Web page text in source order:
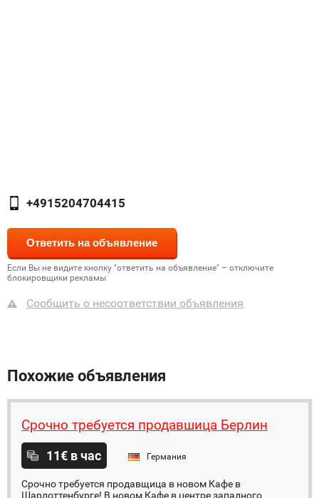
+4915204704415
Если Вы не видите кнопку "ответить на объявление" – отключите
блокировщики рекламы
Сообщить о несоответствии объявления
Похожие объявления
Срочно требуется продавшица Берлин
11€ в час Германия
Срочно требуется продавщица в новом Кафе в
Шарлоттенбурге! В новом Кафе в центре западного